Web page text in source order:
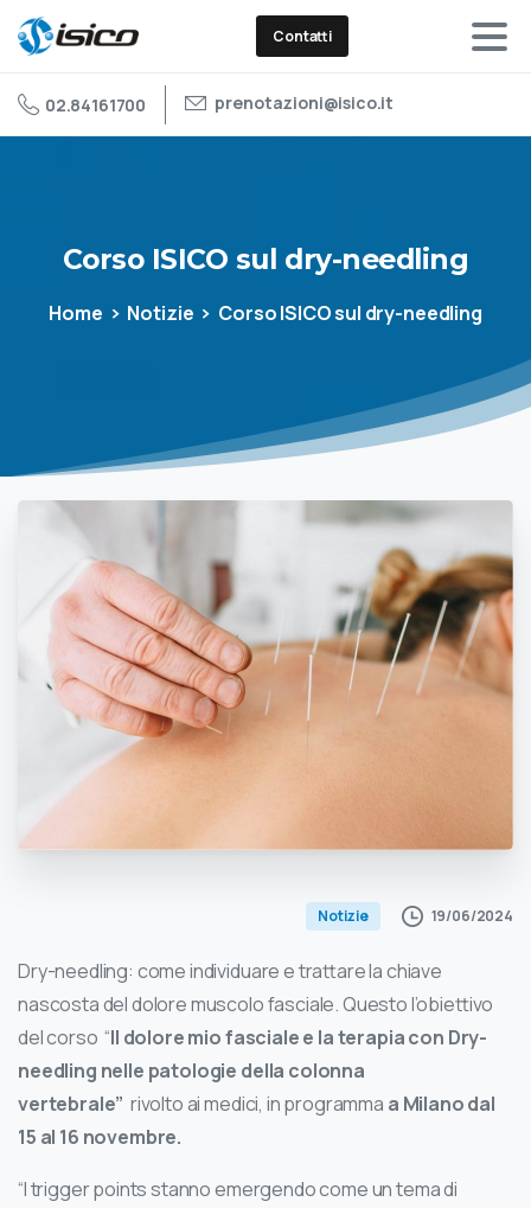
Contatti
02.84161700 prenotazioni@isico.it
Corso ISICO sul dry-needling
Home Notizie Corso ISICO sul dry-needling
Notizie 19/06/2024
Dry-needling: come individuare e trattare la chiave
nascosta del dolore muscolo fasciale. Questo l’obiettivo
del corso “Il dolore mio fasciale e la terapia con Dry-
needling nelle patologie della colonna
vertebrale” rivolto ai medici, in programma a Milano dal
15 al 16 novembre.
“I trigger points stanno emergendo come un tema di